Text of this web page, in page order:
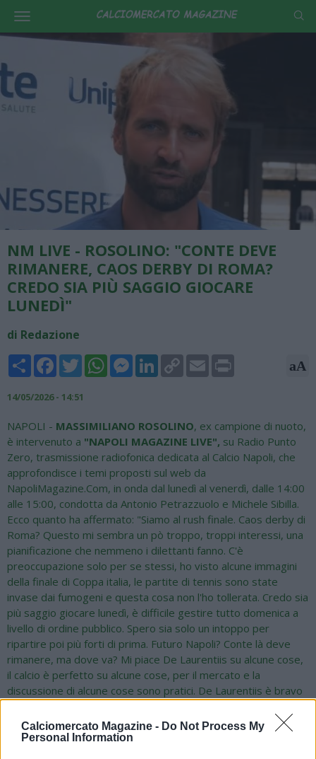
Calciomercato Magazine - Do Not Process My
Personal Information
NM LIVE - ROSOLINO: "CONTE DEVE
RIMANERE, CAOS DERBY DI ROMA?
CREDO SIA PIÙ SAGGIO GIOCARE
LUNEDÌ"
di Redazione
Share FacebookTwitterWhatsAppMessengerLinkedInCopy
Link
Email aA
14/05/2026 - 14:51
NAPOLI - MASSIMILIANO ROSOLINO, ex campione di nuoto,
è intervenuto a "NAPOLI MAGAZINE LIVE", su Radio Punto
Zero, trasmissione radiofonica dedicata al Calcio Napoli, che
approfondisce i temi proposti sul web da
NapoliMagazine.Com, in onda dal lunedì al venerdì, dalle 14:00
alle 15:00, condotta da Antonio Petrazzuolo e Michele Sibilla.
Ecco quanto ha affermato: "Siamo al rush finale. Caos derby di
Roma? Questo mi sembra un pò troppo, troppi interessi, una
pianificazione che nemmeno i dilettanti fanno. C'è
preoccupazione solo per se stessi, ho visto alcune immagini
della finale di Coppa italia, le partite di tennis sono state
invase dai fumogeni e questa cosa non l'ho tollerata. Credo sia
più saggio giocare lunedì, è difficile gestire tutto domenica a
livello di ordine pubblico. Spero sia solo un intoppo per
ripartire poi più forti di prima. Futuro Napoli? Conte là deve
rimanere, ma dove va? Mi piace De Laurentiis su alcune cose,
il calcio è perfetto su alcune cose, per il mercato e la
discussione di alcune cose sono pratici. De Laurentiis è bravo
di sapere cosa succede. Hojlund? C'è un momento dove segni
e altre volte fai fatica. Quando si gioca Pisa-Napoli? Bisogna